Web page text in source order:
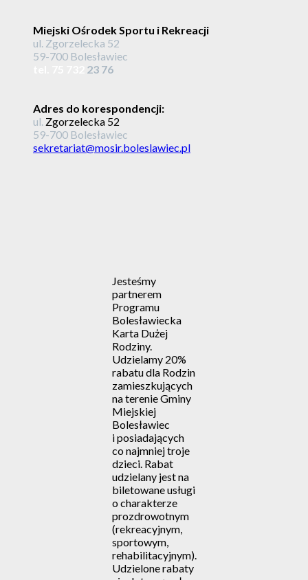
Miejski Ośrodek Sportu i Rekreacji
ul. Zgorzelecka 52
59-700 Bolesławiec
23 76
Adres do korespondencji:
ul. Zgorzelecka 52
59-700 Bolesławiec
sekretariat@mosir.boleslawiec.pl
Jesteśmy
partnerem
Programu
Bolesławiecka
Karta Dużej
Rodziny.
Udzielamy 20%
rabatu dla Rodzin
zamieszkujących
na terenie Gminy
Miejskiej
Bolesławiec
i posiadających
co najmniej troje
dzieci. Rabat
udzielany jest na
biletowane usługi
o charakterze
prozdrowotnym
(rekreacyjnym,
sportowym,
rehabilitacyjnym).
Udzielone rabaty